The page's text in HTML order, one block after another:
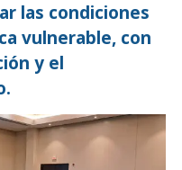
las condiciones
vulnerable, con
y el